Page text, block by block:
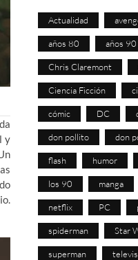
y
Actualidad
años 80 años 90
Chris Claremont
Ciencia Ficción
cómic DC
don pollito don
flash humor
los 90 manga
netflix PC
spiderman Star
superman